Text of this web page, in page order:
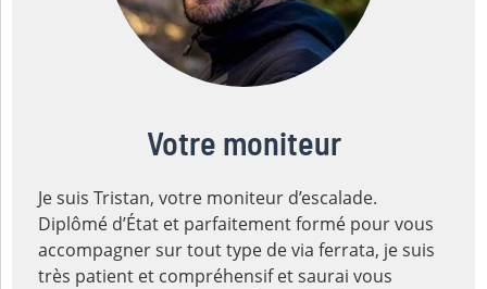
Votre moniteur
Je suis Tristan, votre moniteur d’escalade.
Diplômé d’État et parfaitement formé pour vous
accompagner sur tout type de via ferrata, je suis
très patient et compréhensif et saurai vous